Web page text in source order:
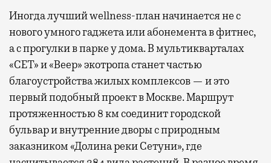
Иногда лучший wellness-план начинается не с
нового умного гаджета или абонемента в фитнес,
а с прогулки в парке у дома. В мультикварталах
«СЕТ» и «Веер» экотропа станет частью
благоустройства жилых комплексов — и это
первый подобный проект в Москве. Маршрут
протяженностью 8 км соединит городской
бульвар и внутренние дворы с природным
заказником «Долина реки Сетуни», где